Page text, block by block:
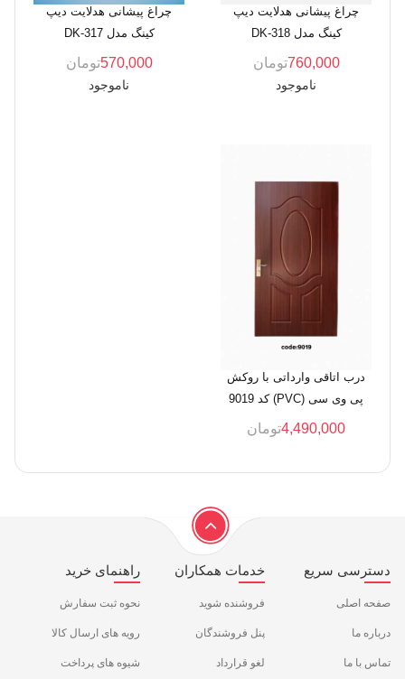
چراغ پیشانی هدلایت دیپ
کینگ مدل DK-318
760,000تومان
ناموجود
چراغ پیشانی هدلایت دیپ
کینگ مدل DK-317
570,000تومان
ناموجود
درب اتاقی وارداتی با روکش
پی وی سی (PVC) کد 9019
4,490,000تومان
دسترسی سریع
صفحه اصلی
درباره ما
تماس با ما
خدمات همکاران
فروشنده شوید
پنل فروشندگان
لغو قرارداد
راهنمای خرید
نحوه ثبت سفارش
رویه های ارسال کالا
شیوه های پرداخت